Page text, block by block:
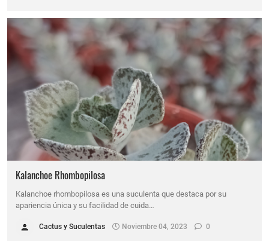
Kalanchoe Rhombopilosa
Kalanchoe rhombopilosa es una suculenta que destaca por su
apariencia única y su facilidad de cuida…
Cactus y Suculentas Noviembre 04, 2023 0